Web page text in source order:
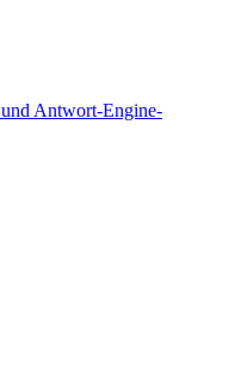
Antwort-Engine-